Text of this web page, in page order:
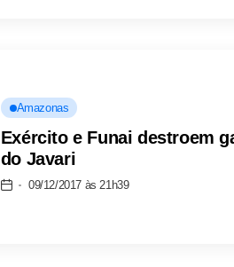
Amazonas
Exército e Funai destroem
do Javari
09/12/2017 às 21h39